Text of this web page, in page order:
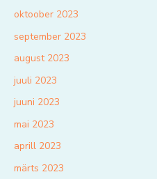
oktoober 2023
september 2023
august 2023
juuli 2023
juuni 2023
mai 2023
aprill 2023
märts 2023